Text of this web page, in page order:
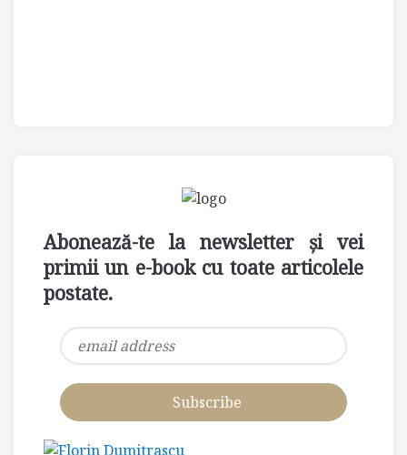
Abonează-te la newsletter și vei
primii un e-book cu toate articolele
postate.